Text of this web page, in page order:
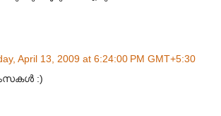
April 13, 2009 at 6:24:00 PM GMT+5:30
:)